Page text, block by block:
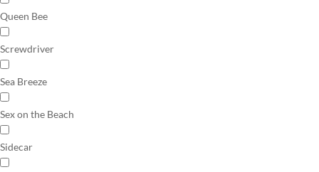
Queen Bee
Screwdriver
Sea Breeze
Sex on the Beach
Sidecar